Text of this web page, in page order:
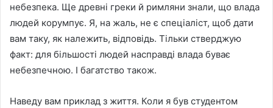
небезпека. Ще древнi греки й римляни знали, що влада
людей корумпує. Я, на жаль, не є спецiалiст, щоб дати
вам таку, як належить, вiдповiдь. Тiльки стверджую
факт: для бiльшостi людей насправдi влада буває
небезпечною. I багатство також.
Наведу вам приклад з життя. Коли я був студентом